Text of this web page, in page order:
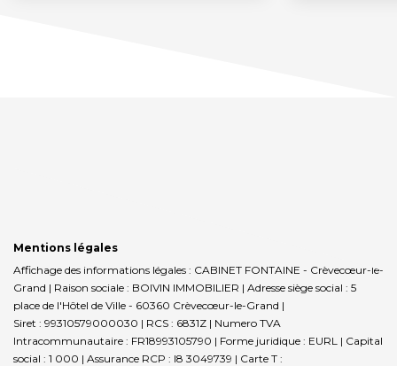
Mentions légales
Affichage des informations légales : CABINET FONTAINE - Crèvecœur-le-
Grand | Raison sociale : BOIVIN IMMOBILIER | Adresse siège social : 5
place de l'Hôtel de Ville - 60360 Crèvecœur-le-Grand |
Siret : 99310579000030 | RCS : 6831Z | Numero TVA
Intracommunautaire : FR18993105790 | Forme juridique : EURL | Capital
social : 1 000 | Assurance RCP : I8 3049739 | Carte T :